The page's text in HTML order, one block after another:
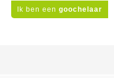
Ik ben een goochelaar